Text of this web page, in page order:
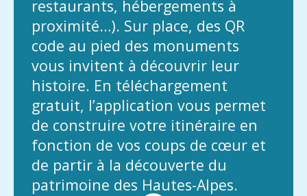
restaurants, hébergements à
proximité…). Sur place, des QR
code au pied des monuments
vous invitent à découvrir leur
histoire. En téléchargement
gratuit, l’application vous permet
de construire votre itinéraire en
fonction de vos coups de cœur et
de partir à la découverte du
patrimoine des Hautes-Alpes.